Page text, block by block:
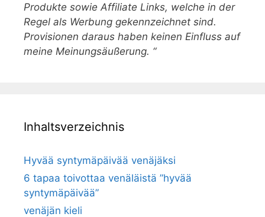
Produkte sowie Affiliate Links, welche in der
Regel als Werbung gekennzeichnet sind.
Provisionen daraus haben keinen Einfluss auf
meine Meinungsäußerung. “
Inhaltsverzeichnis
Hyvää syntymäpäivää venäjäksi
6 tapaa toivottaa venäläistä ”hyvää
syntymäpäivää”
venäjän kieli